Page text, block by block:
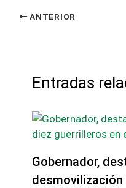
ANTERIOR
Entradas
Gobernador,